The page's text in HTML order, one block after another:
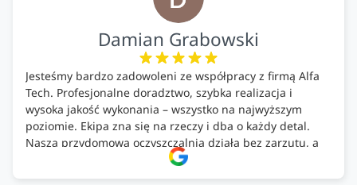
Damian Grabowski
Jesteśmy bardzo zadowoleni ze współpracy z firmą Alfa
Tech. Profesjonalne doradztwo, szybka realizacja i
wysoka jakość wykonania – wszystko na najwyższym
poziomie. Ekipa zna się na rzeczy i dba o każdy detal.
Nasza przydomowa oczyszczalnia działa bez zarzutu, a
całość została wykonana zgodnie z terminem i
ustaleniami. Z czystym sumieniem polecamy Alfa Tech